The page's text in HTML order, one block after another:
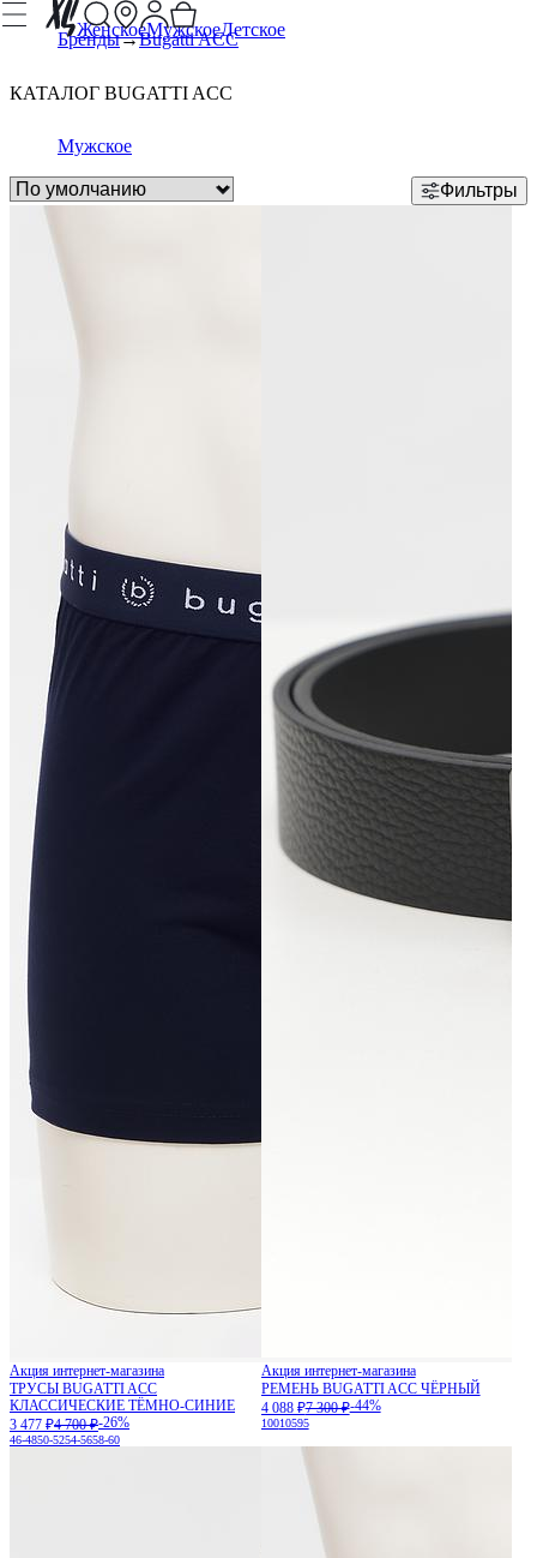
ЖенскоеМужскоеДетское
Бренды Bugatti ACC
КАТАЛОГ BUGATTI ACC
Мужское
Фильтры
Акция интернет-магазина
ТРУСЫ BUGATTI ACC
КЛАССИЧЕСКИЕ ТЁМНО-СИНИЕ
3 477 ₽4 700 ₽-26%
46-4850-5254-5658-60
Акция интернет-магазина
РЕМЕНЬ BUGATTI ACC ЧЁРНЫЙ
4 088 ₽7 300 ₽-44%
10010595